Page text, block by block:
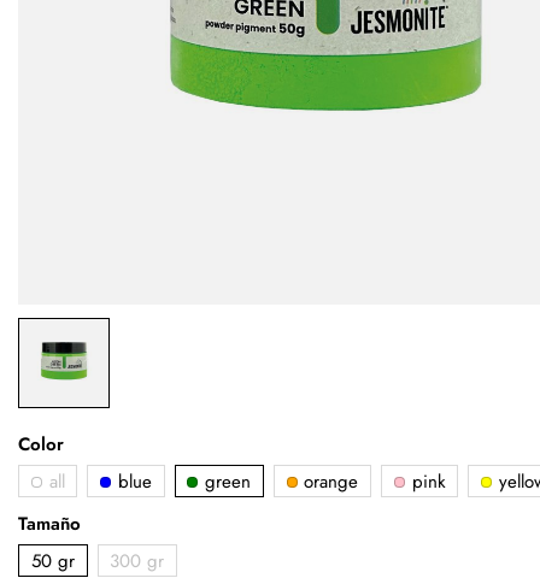
Color
all
blue green orange pink
Tamaño
50 gr
300 gr